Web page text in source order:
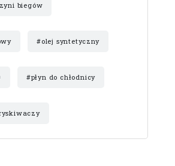
biegów
#olej syntetyczny
#płyn do chłodnicy